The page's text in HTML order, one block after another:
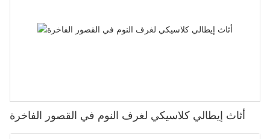
أثاث إيطالي كلاسيكي لغرف النوم في القصور الفاخرة